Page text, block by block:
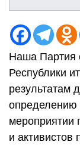
Наша Партия
Республики
результатам
определению
мероприятии
и активистов